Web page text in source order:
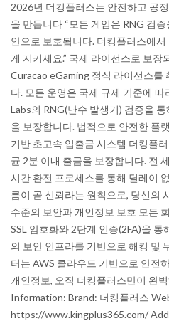
Gallery
Blog
Trending
Fashion
Sitemap
News
Business
2026년 더킹플러스는 안전하고 공
을 만듭니다 “모든 게임은 RNG 검
안으로 보호됩니다. 더킹플러스에
게 지키세요.” 국제 라이선스로 보
Curacao eGaming 정식 라이선스를
다. 모든 운영은 국제 규제 기준에
Labs의 RNG(난수 발생기) 검증을
을 보장합니다. 법적으로 안전한 플
기반 초고속 입출금 시스템 더킹플
균 2분 이내 출금을 보장합니다. 전
시간 환전 프로세스를 통해 딜레이
름이 곧 신뢰라는 원칙으로, 당신의
수준의 보안과 개인정보 보호 모든
SSL 암호화와 2단계 인증(2FA)을
의 보안 인프라를 기반으로 해킹 및
터는 AWS 클라우드 기반으로 안전
개인정보, 오직 더킹플러스만이 완
Information: Brand: 더킹플러스
https://www.kingplus365.com/